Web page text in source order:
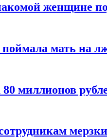
женщине
мать на
миллионов